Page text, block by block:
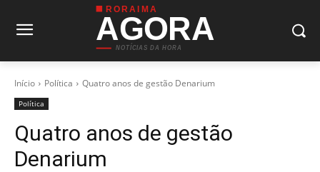
RORAIMA
AGORA
NOTÍCIAS DA HORA
Início Política Quatro anos de gestão Denarium
Política
Quatro anos de gestão
Denarium